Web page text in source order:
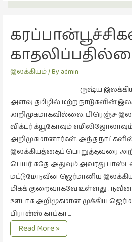
(4)
(29)
காந்தியின்
நிழலில்
காலைக்
குறிப்புகள்
(31)
குறுங்கதை
(149)
குறும்படம்
(13)
குற்றமுகங்கள்
(25)
இலக்கியம்/ By admin
ருஷ்ய இலக்கியங்கள்
அளவு தமிழில் மற்ற நாடுகளின்
அறிமுகமாகவில்லை. பிரெஞ்சு
விக்டர் க்யூகோவும் எமிலிஜோலாவும்
அறிமுகமானார்கள். அந்த
இலக்கியத்தைப் பொறுத்தவரை
பெயர் கதே. அதுவும் அவரது
மட்டுமே.நவீன ஜெர்மானிய
மிகக் குறைவாகவே உள்ளது . நவீன
ஊடாக அறிமுகமான முக்கிய
பிரான்ஸ் காப்கா …
கரப்பான்பூச்சிகள்
காதலிப்பதில்லை.
Read More »